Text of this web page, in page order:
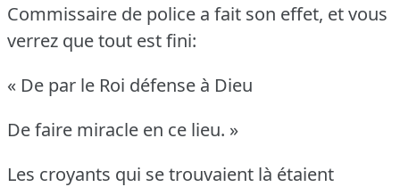
Commissaire de police a fait son effet, et vous
verrez que tout est fini:
« De par le Roi défense à Dieu
De faire miracle en ce lieu. »
Les croyants qui se trouvaient là étaient